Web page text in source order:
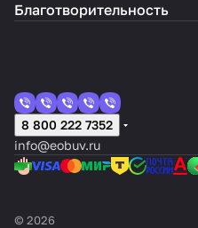
Благотворительность
8 800 222 7352
info@eobuv.ru
© 2026